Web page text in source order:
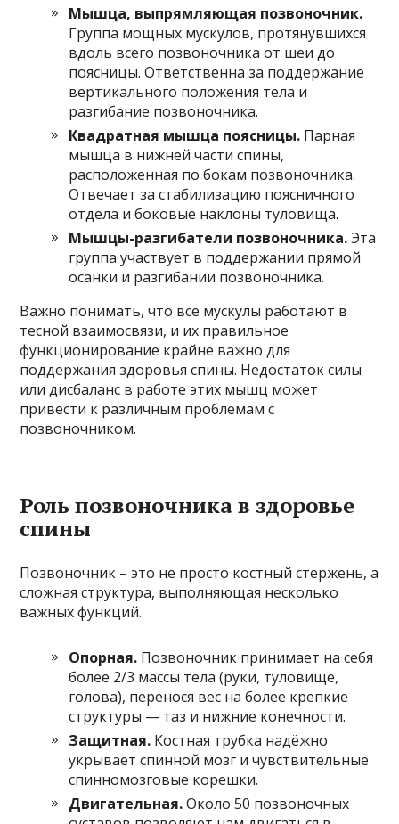
Мышца, выпрямляющая позвоночник.
Группа мощных мускулов, протянувшихся
вдоль всего позвоночника от шеи до
поясницы. Ответственна за поддержание
вертикального положения тела и
разгибание позвоночника.
Квадратная мышца поясницы. Парная
мышца в нижней части спины,
расположенная по бокам позвоночника.
Отвечает за стабилизацию поясничного
отдела и боковые наклоны туловища.
Мышцы-разгибатели позвоночника.Эта
группа участвует в поддержании прямой
осанки и разгибании позвоночника.
Важно понимать, что все мускулы работают в
тесной взаимосвязи, и их правильное
функционирование крайне важно для
поддержания здоровья спины. Недостаток силы
или дисбаланс в работе этих мышц может
привести к различным проблемам с
позвоночником.
Роль позвоночника в здоровье
спины
Позвоночник – это не просто костный стержень, а
сложная структура, выполняющая несколько
важных функций.
Опорная. Позвоночник принимает на себя
более 2/3 массы тела (руки, туловище,
голова), перенося вес на более крепкие
структуры — таз и нижние конечности.
Защитная. Костная трубка надёжно
укрывает спинной мозг и чувствительные
спинномозговые корешки.
Двигательная.Около 50 позвоночных